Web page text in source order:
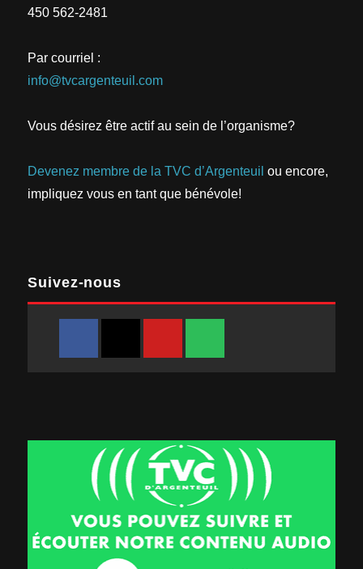
450 562-2481
Par courriel :
info@tvcargenteuil.com
Vous désirez être actif au sein de l’organisme?
Devenez membre de la TVC d’Argenteuil ou encore,
impliquez vous en tant que bénévole!
Suivez-nous